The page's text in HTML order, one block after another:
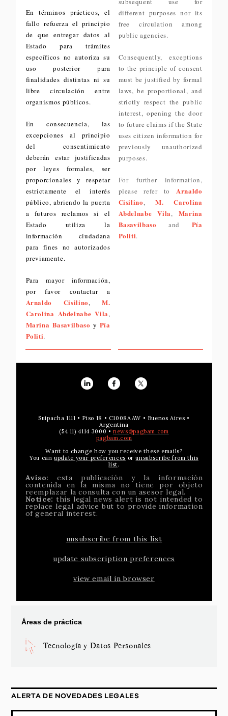
En términos prácticos, el
fallo refuerza el principio
de que entregar datos al
Estado para trámites
específicos no autoriza su
uso posterior para
finalidades distintas ni su
libre circulación entre
organismos públicos.
En consecuencia, las
excepciones al principio
del consentimiento
deberán estar justificadas
por leyes formales, ser
proporcionales y respetar
estrictamente el interés
público, abriendo la puerta
a futuros reclamos si el
Estado utiliza la
información ciudadana
para fines no autorizados
previamente.
Para mayor información,
por favor contactar a
Arnaldo Cisilino,M.
Carolina Abdelnabe Vila,
Marina Basavilbaso y Pía
Politi.
different purposes nor its
free circulation among
public agencies.
Consequently, exceptions
to the principle of consent
must be justified by formal
laws, be proportional, and
strictly respect the public
interest, opening the door
to future claims if the State
uses citizen information for
previously unauthorized
purposes.
For further information,
please refer toArnaldo
Cisilino,M. Carolina
Abdelnabe Vila, Marina
Basavilbaso and Pía
Politi.
Suipacha 1111 • Piso 18 • C1008AAW • Buenos Aires •
Argentina
(54 11) 4114 3000 •news@pagbam.com
pagbam.com
Want to change how you receive these emails?
You canupdate your preferences orunsubscribe from this
list.
Aviso: esta publicación y la información
contenida en la misma no tiene por objeto
reemplazar la consulta con un asesor legal.
Notice: this legal news alert is not intended to
replace legal advice but to provide information
of general interest.
unsubscribe from this list
update subscription preferences
view email in browser
Áreas de práctica
Tecnología y Datos Personales
ALERTA DE NOVEDADES LEGALES